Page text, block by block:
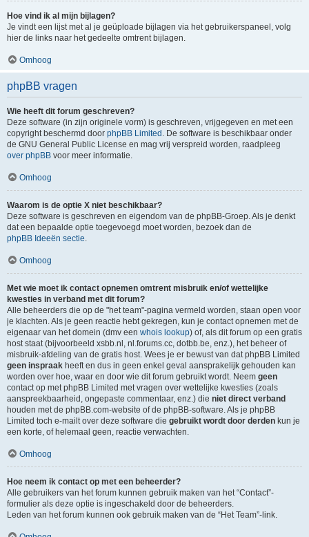
Hoe vind ik al mijn bijlagen?
Je vindt een lijst met al je geüploade bijlagen via het gebruikerspaneel, volg
hier de links naar het gedeelte omtrent bijlagen.
Omhoog
phpBB vragen
Wie heeft dit forum geschreven?
Deze software (in zijn originele vorm) is geschreven, vrijgegeven en met een
copyright beschermd door phpBB Limited . De software is beschikbaar onder
de GNU General Public License en mag vrij verspreid worden, raadpleeg
over phpBB voor meer informatie.
Omhoog
Waarom is de optie X niet beschikbaar?
Deze software is geschreven en eigendom van de phpBB-Groep. Als je denkt
dat een bepaalde optie toegevoegd moet worden, bezoek dan de
phpBB Ideeën sectie.
Omhoog
Met wie moet ik contact opnemen omtrent misbruik en/of wettelijke
kwesties in verband met dit forum?
Alle beheerders die op de "het team"-pagina vermeld worden, staan open voor
je klachten. Als je geen reactie hebt gekregen, kun je contact opnemen met de
eigenaar van het domein (dmv een whois lookup) of, als dit forum op een gratis
host staat (bijvoorbeeld xsbb.nl, nl.forums.cc, dotbb.be, enz.), het beheer of
misbruik-afdeling van de gratis host. Wees je er bewust van dat phpBB Limited
geen inspraak heeft en dus in geen enkel geval aansprakelijk gehouden kan
worden over hoe, waar en door wie dit forum gebruikt wordt. Neem geen
contact op met phpBB Limited met vragen over wettelijke kwesties (zoals
aanspreekbaarheid, ongepaste commentaar, enz.) die niet direct verband
houden met de phpBB.com-website of de phpBB-software. Als je phpBB
Limited toch e-mailt over deze software die gebruikt wordt door derden kun je
een korte, of helemaal geen, reactie verwachten.
Omhoog
Hoe neem ik contact op met een beheerder?
Alle gebruikers van het forum kunnen gebruik maken van het “Contact”-
formulier als deze optie is ingeschakeld door de beheerders.
Leden van het forum kunnen ook gebruik maken van de “Het Team”-link.